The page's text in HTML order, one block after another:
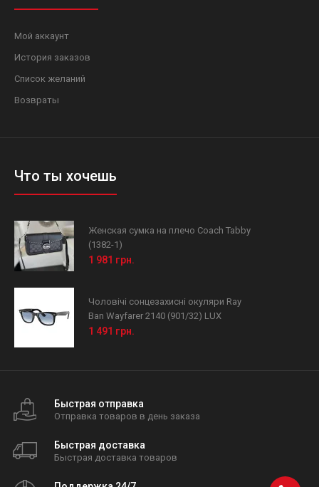
Мой аккаунт
История заказов
Список желаний
Возвраты
Что ты хочешь
Женская сумка на плечо Coach Tabby
(1382-1)
1 981 грн.
Чоловічі сонцезахисні окуляри Ray
Ban Wayfarer 2140 (901/32) LUX
1 491 грн.
Быстрая отправка
Отправка товаров в день заказа
Быстрая доставка
Быстрая доставка товаров